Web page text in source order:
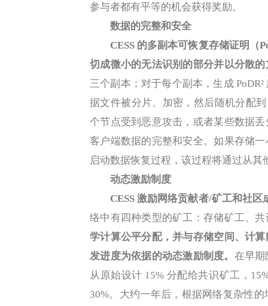
参与者都有平等的机会获得奖励。
数据的完整和安全
CESS 的多副本可恢复存储证明（
切成微小的无法识别的部分并以分散
三个副本；对于每个副本，生成
据文件被分片、加密，然后随机分配
个节点受到恶意攻击，或者某些数据
客户端数据的完整和安全。如果存储
启动数据恢复过程，该过程将通过从
动态激励制度
CESS 激励网络贡献者/矿工和社
络中有四种类型的矿工：存储矿工、
学计算公平分配，并与存储空间、计
发进度为依据的动态激励制度。 在早期
从原始设计 15% 分配给共识矿工，
30%。大约一年后，根据网络复杂性